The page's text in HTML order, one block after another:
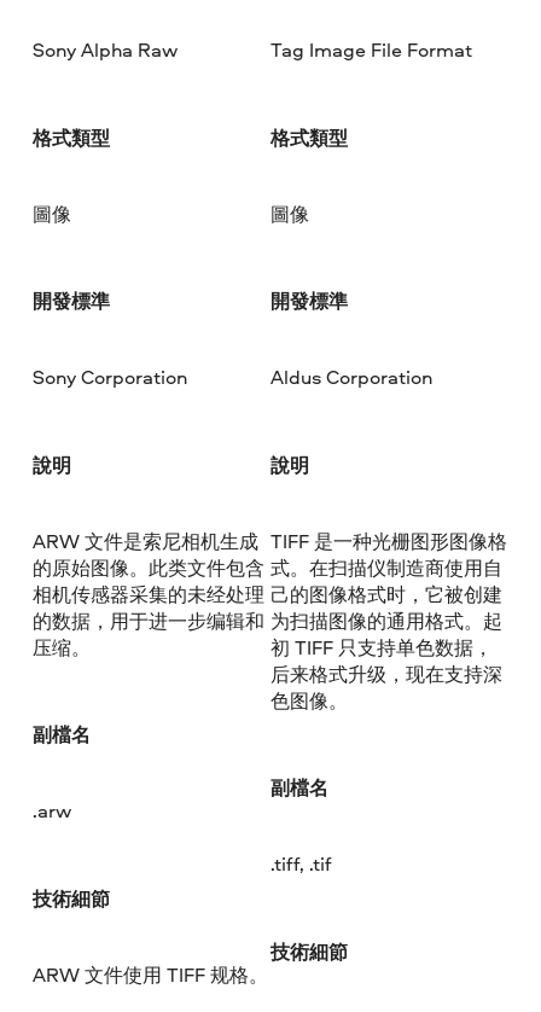
Sony Alpha Raw
格式類型
圖像
開發標準
Sony Corporation
說明
ARW 文件是索尼相机生成
的原始图像。此类文件包含
相机传感器采集的未经处理
的数据，用于进一步编辑和
压缩。
副檔名
.arw
技術細節
ARW 文件使用 TIFF 规格。
Tag Image File Format
格式類型
圖像
開發標準
Aldus Corporation
說明
TIFF 是一种光栅图形图像格
式。在扫描仪制造商使用自
己的图像格式时，它被创建
为扫描图像的通用格式。起
初 TIFF 只支持单色数据，
后来格式升级，现在支持深
色图像。
副檔名
.tiff, .tif
技術細節